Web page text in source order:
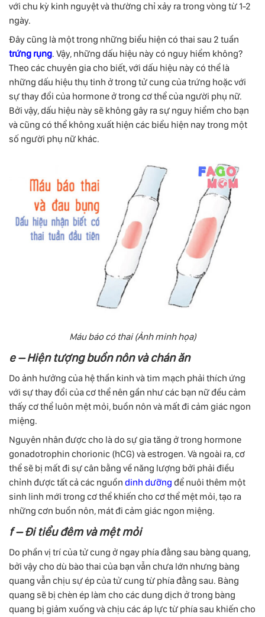
với chu kỳ kinh nguyệt và thường chỉ xảy ra trong vòng từ 1-2
ngày.
Đây cũng là một trong những biểu hiện có thai sau 2 tuần
trứng rụng. Vậy, những dấu hiệu này có nguy hiểm không?
Theo các chuyên gia cho biết, với dấu hiệu này có thể là
những dấu hiệu thụ tinh ở trong tử cung của trứng hoặc với
sự thay đổi của hormone ở trong cơ thể của người phụ nữ.
Bởi vậy, dấu hiệu này sẽ không gây ra sự nguy hiểm cho bạn
và cũng có thể không xuất hiện các biểu hiện nay trong một
số người phụ nữ khác.
Máu báo có thai (Ảnh minh họa)
e – Hiện tượng buồn nôn và chán ăn
Do ảnh hưởng của hệ thần kinh và tim mạch phải thích ứng
với sự thay đổi của cơ thể nên gần như các bạn nữ đều cảm
thấy cơ thể luôn mệt mỏi, buồn nôn và mất đi cảm giác ngon
miệng.
Nguyên nhân được cho là do sự gia tăng ở trong hormone
gonadotrophin chorionic (hCG) và estrogen. Và ngoài ra, cơ
thể sẽ bị mất đi sự cân bằng về năng lượng bởi phải điều
chỉnh được tất cả các nguồn dinh dưỡng để nuôi thêm một
sinh linh mới trong cơ thể khiến cho cơ thể mệt mỏi, tạo ra
những cơn buồn nôn, mát đi cảm giác ngon miệng.
f – Đi tiểu đêm và mệt mỏi
Do phần vị trí của tử cung ở ngay phía đằng sau bàng quang,
bởi vậy cho dù bào thai của bạn vẫn chưa lớn nhưng bàng
quang vẫn chịu sự ép của tử cung từ phía đằng sau. Bàng
quang sẽ bị chèn ép làm cho các dung dịch ở trong bàng
quang bị giảm xuống và chịu các áp lực từ phía sau khiến cho